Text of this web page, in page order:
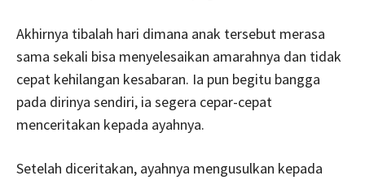
Akhirnya tibalah hari dimana anak tersebut merasa
sama sekali bisa menyelesaikan amarahnya dan tidak
cepat kehilangan kesabaran. Ia pun begitu bangga
pada dirinya sendiri, ia segera cepar-cepat
menceritakan kepada ayahnya.
Setelah diceritakan, ayahnya mengusulkan kepada